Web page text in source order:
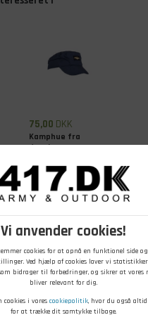
Vi anvender cookies!
cookies for at opnå en funktionel side
Ved hjælp af cookies laver vi
bidrager til forbedringer, og sikrer at vores
bliver relevant for dig.
cookies i vores cookiepolitik, hvor du også
for at trække dit samtykke tilbage.
75,00 DKK
Kamphue fra
dansk
På lager - Køb nu
også